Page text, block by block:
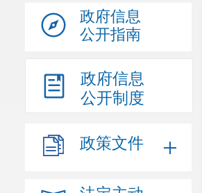
政府信息
公开指南
政府信息
公开制度
政策文件